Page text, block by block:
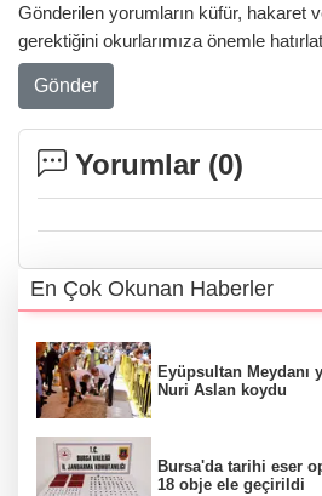
Gönderilen yorumların küfür, hakaret
gerektiğini okurlarımıza önemle
Gönder
Yorumlar (0)
En Çok Okunan Haberler
Eyüpsultan Meydanı
Nuri Aslan koydu
Bursa'da tarihi eser
18 obje ele geçirildi